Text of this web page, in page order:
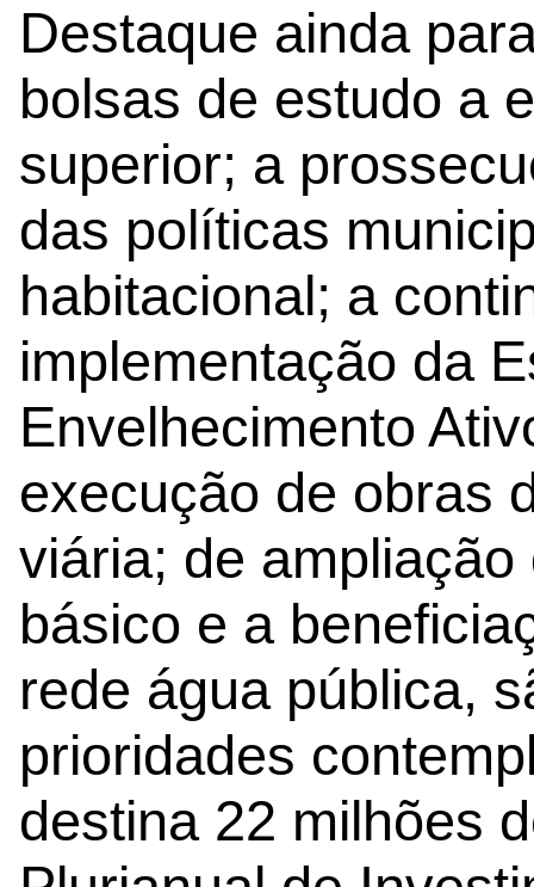
Destaque ainda
bolsas de estudo a
superior; a
das políticas
habitacional; a
implementação da
Envelhecimento
execução de obras
viária; de
básico e a
rede água pública,
prioridades
destina 22 milhões